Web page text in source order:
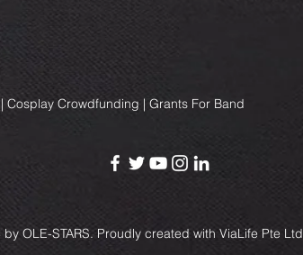
Crowdfunding | Grants For Band
OLE-STARS. Proudly created with ViaLife Pte Ltd